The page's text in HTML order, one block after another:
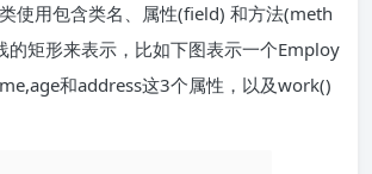
使用包含类名、属性(field) 和方法(meth
的矩形来表示，比如下图表示一个Employ
和address这3个属性，以及work()